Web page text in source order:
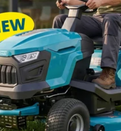
1900iG S